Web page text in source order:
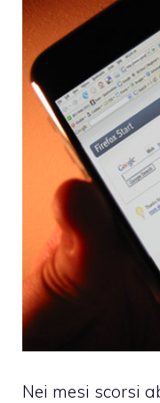
Nei mesi scorsi